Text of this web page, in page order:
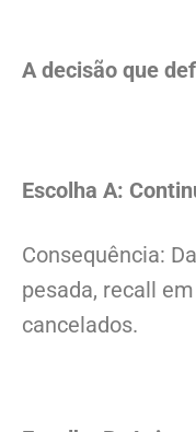
A decisão que
Escolha A:
Consequência:
pesada, recall
cancelados.